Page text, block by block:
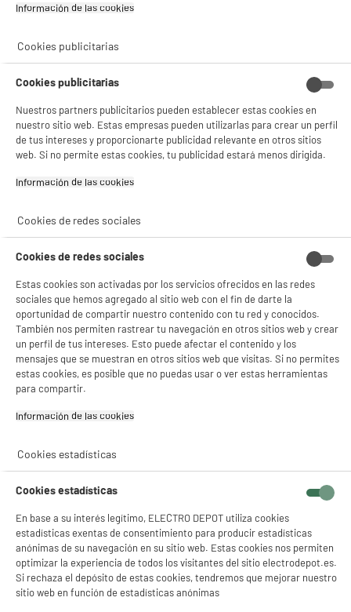
product_anchor_characteristics
Información de las cookies‎
Cookies publicitarias
Cookies publicitarias
Nuestros partners publicitarios pueden establecer estas cookies en
nuestro sitio web. Estas empresas pueden utilizarlas para crear un perfil
de tus intereses y proporcionarte publicidad relevante en otros sitios
web. Si no permite estas cookies, tu publicidad estará menos dirigida.
Información de las cookies‎
Cookies de redes sociales
Cookies de redes sociales
Estas cookies son activadas por los servicios ofrecidos en las redes
sociales que hemos agregado al sitio web con el fin de darte la
oportunidad de compartir nuestro contenido con tu red y conocidos.
También nos permiten rastrear tu navegación en otros sitios web y crear
un perfil de tus intereses. Esto puede afectar el contenido y los
mensajes que se muestran en otros sitios web que visitas. Si no permites
estas cookies, es posible que no puedas usar o ver estas herramientas
para compartir.
Información de las cookies‎
Cookies estadísticas
Cookies estadísticas
En base a su interés legítimo, ELECTRO DEPOT utiliza cookies
estadísticas exentas de consentimiento para producir estadísticas
anónimas de su navegación en su sitio web. Estas cookies nos permiten
optimizar la experiencia de todos los visitantes del sitio electrodepot.es.
Si rechaza el depósito de estas cookies, tendremos que mejorar nuestro
sitio web en función de estadísticas anónimas